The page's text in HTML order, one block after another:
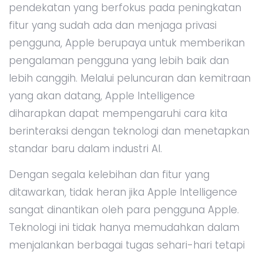
pendekatan yang berfokus pada peningkatan
fitur yang sudah ada dan menjaga privasi
pengguna, Apple berupaya untuk memberikan
pengalaman pengguna yang lebih baik dan
lebih canggih. Melalui peluncuran dan kemitraan
yang akan datang, Apple Intelligence
diharapkan dapat mempengaruhi cara kita
berinteraksi dengan teknologi dan menetapkan
standar baru dalam industri AI.
Dengan segala kelebihan dan fitur yang
ditawarkan, tidak heran jika Apple Intelligence
sangat dinantikan oleh para pengguna Apple.
Teknologi ini tidak hanya memudahkan dalam
menjalankan berbagai tugas sehari-hari tetapi